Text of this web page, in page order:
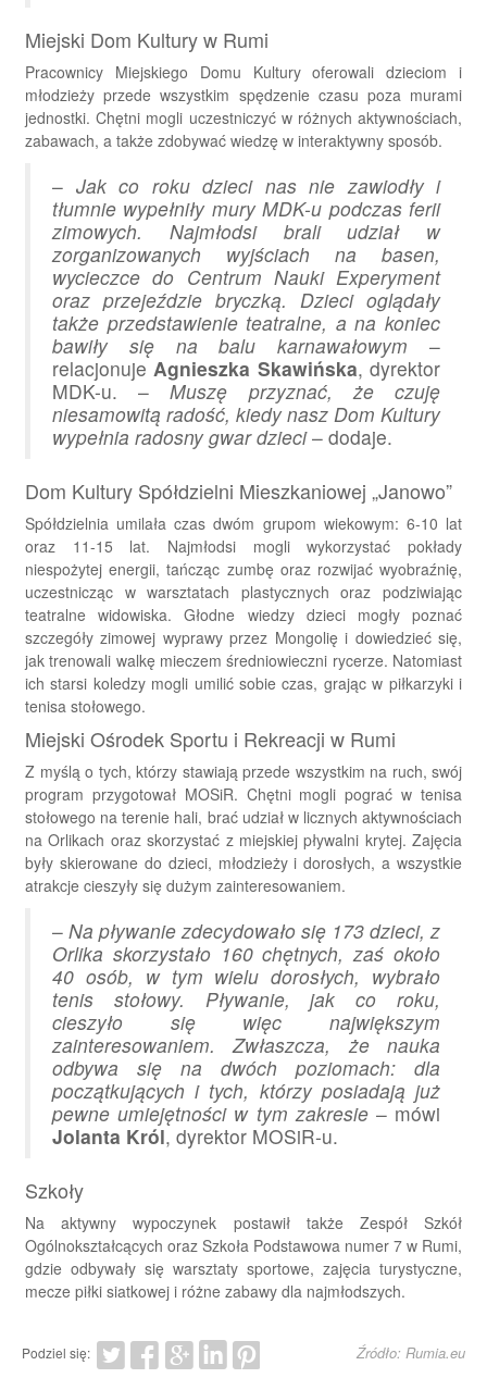
Miejski Dom Kultury w Rumi
Pracownicy Miejskiego Domu Kultury oferowali dzieciom i
młodzieży przede wszystkim spędzenie czasu poza murami
jednostki. Chętni mogli uczestniczyć w różnych aktywnościach,
zabawach, a także zdobywać wiedzę w interaktywny sposób.
– Jak co roku dzieci nas nie zawiodły i
tłumnie wypełniły mury MDK-u podczas ferii
zimowych. Najmłodsi brali udział w
zorganizowanych wyjściach na basen,
wycieczce do Centrum Nauki Experyment
oraz przejeździe bryczką. Dzieci oglądały
także przedstawienie teatralne, a na koniec
bawiły się na balu karnawałowym –
relacjonuje Agnieszka Skawińska, dyrektor
MDK-u. –Muszę przyznać, że czuję
niesamowitą radość, kiedy nasz Dom Kultury
wypełnia radosny gwar dzieci– dodaje.
Dom Kultury Spółdzielni Mieszkaniowej „Janowo”
Spółdzielnia umilała czas dwóm grupom wiekowym: 6-10 lat
oraz 11-15 lat. Najmłodsi mogli wykorzystać pokłady
niespożytej energii, tańcząc zumbę oraz rozwijać wyobraźnię,
uczestnicząc w warsztatach plastycznych oraz podziwiając
teatralne widowiska. Głodne wiedzy dzieci mogły poznać
szczegóły zimowej wyprawy przez Mongolię i dowiedzieć się,
jak trenowali walkę mieczem średniowieczni rycerze. Natomiast
ich starsi koledzy mogli umilić sobie czas, grając w piłkarzyki i
tenisa stołowego.
Miejski Ośrodek Sportu i Rekreacji w Rumi
Z myślą o tych, którzy stawiają przede wszystkim na ruch, swój
program przygotował MOSiR. Chętni mogli pograć w tenisa
stołowego na terenie hali, brać udział w licznych aktywnościach
na Orlikach oraz skorzystać z miejskiej pływalni krytej. Zajęcia
były skierowane do dzieci, młodzieży i dorosłych, a wszystkie
atrakcje cieszyły się dużym zainteresowaniem.
– Na pływanie zdecydowało się 173 dzieci, z
Orlika skorzystało 160 chętnych, zaś około
40 osób, w tym wielu dorosłych, wybrało
tenis stołowy. Pływanie, jak co roku,
cieszyło się więc największym
zainteresowaniem. Zwłaszcza, że nauka
odbywa się na dwóch poziomach: dla
początkujących i tych, którzy posiadają już
pewne umiejętności w tym zakresie– mówi
Jolanta Król, dyrektor MOSiR-u.
Szkoły
Na aktywny wypoczynek postawił także Zespół Szkół
Ogólnokształcących oraz Szkoła Podstawowa numer 7 w Rumi,
gdzie odbywały się warsztaty sportowe, zajęcia turystyczne,
mecze piłki siatkowej i różne zabawy dla najmłodszych.
Podziel się: Źródło: Rumia.eu